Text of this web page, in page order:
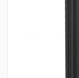
Насосне обладнання